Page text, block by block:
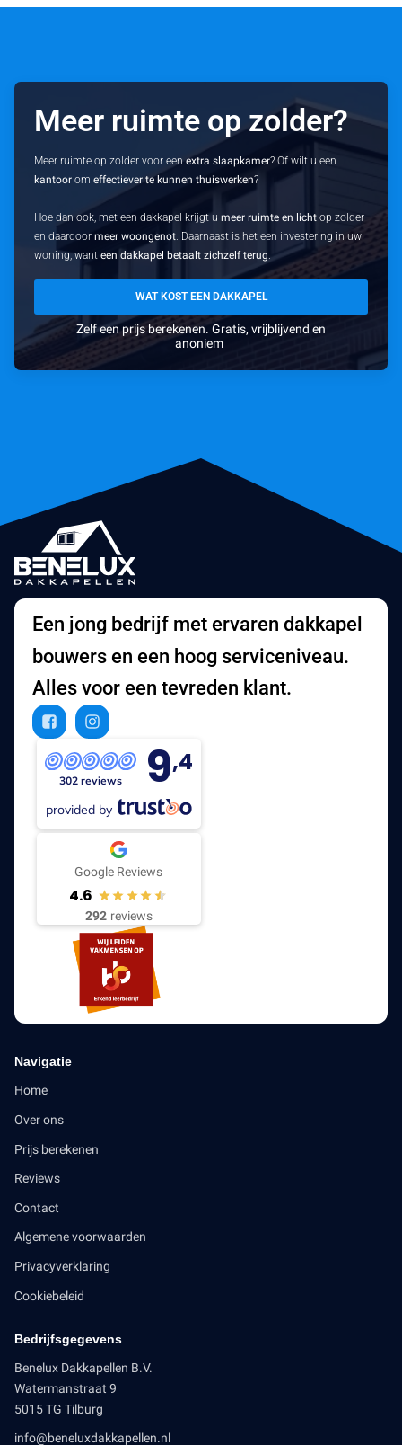
Meer ruimte op zolder?
Meer ruimte op zolder voor eenextra slaapkamer? Of wilt u een
kantoor omeffectiever te kunnen thuiswerken?
Hoe dan ook, met een dakkapel krijgt umeer ruimte en licht op zolder
en daardoormeer woongenot. Daarnaast is het een investering in uw
woning, wanteen dakkapel betaalt zichzelf terug.
WAT KOST EEN DAKKAPEL
Zelf een prijs berekenen. Gratis, vrijblijvend en
anoniem
Een jong bedrijf met ervaren dakkapel
bouwers en een hoog serviceniveau.
Alles voor een tevreden klant.
302 reviews 9,4
provided by
Google Reviews
4.6
292 reviews
Navigatie
Home
Over ons
Prijs berekenen
Reviews
Contact
Algemene voorwaarden
Privacyverklaring
Cookiebeleid
Bedrijfsgegevens
Benelux Dakkapellen B.V.
Watermanstraat 9
5015 TG Tilburg
info@beneluxdakkapellen.nl